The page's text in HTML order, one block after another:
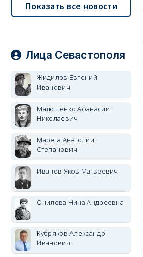
Показать все новости
Лица Севастополя
Жидилов Евгений
Иванович
Матюшенко Афанасий
Николаевич
Марета Анатолий
Степанович
Иванов Яков Матвеевич
Онилова Нина Андреевна
Кубряков Александр
Иванович